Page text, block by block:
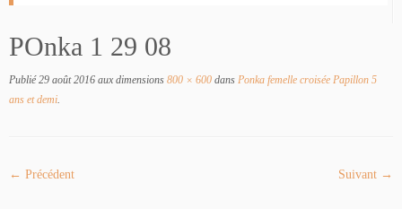
POnka 1 29 08
Publié 29 août 2016 aux dimensions 800 × 600 dans Ponka femelle croisée Papillon 5
ans et demi.
← Précédent Suivant →